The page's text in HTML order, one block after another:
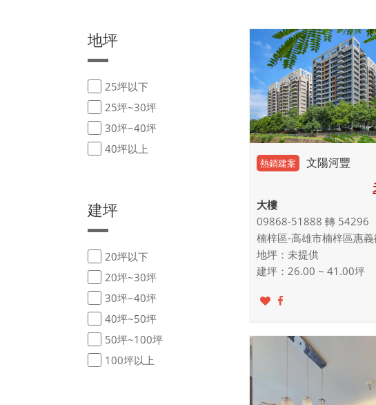
地坪
25坪以下
25坪~30坪
30坪~40坪
40坪以上
建坪
20坪以下
20坪~30坪
30坪~40坪
40坪~50坪
50坪~100坪
100坪以上
熱銷建案 文陽河豐
大樓
09868-51888 轉 54296
楠梓區-高雄市楠梓區惠
地坪：未提供
建坪：26.00 ~ 41.00坪